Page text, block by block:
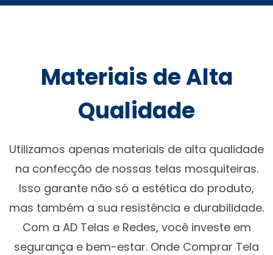
Materiais de Alta
Qualidade
Utilizamos apenas materiais de alta qualidade
na confecção de nossas telas mosquiteiras.
Isso garante não só a estética do produto,
mas também a sua resistência e durabilidade.
Com a AD Telas e Redes, você investe em
segurança e bem-estar. Onde Comprar Tela